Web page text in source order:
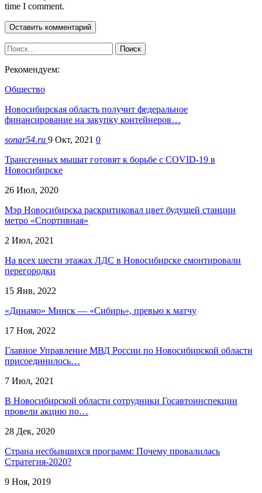
time I comment.
Рекомендуем:
Общество
Новосибирская область получит федеральное
финансирование на закупку контейнеров…
sonar54.ru 9 Окт, 2021 0
Трансгенных мышат готовят к борьбе с COVID-19 в
Новосибирске
26 Июл, 2020
Мэр Новосибирска раскритиковал цвет будущей станции
метро «Спортивная»
2 Июл, 2021
На всех шести этажах ЛДС в Новосибирске смонтировали
перегородки
15 Янв, 2022
«Динамо» Минск — «Сибирь», превью к матчу
17 Ноя, 2022
Главное Управление МВД России по Новосибирской области
присоединилось…
7 Июл, 2021
В Новосибирской области сотрудники Госавтоинспекции
провели акцию по…
28 Дек, 2020
Страна несбывшихся программ: Почему провалилась
Стратегия-2020?
9 Ноя, 2019